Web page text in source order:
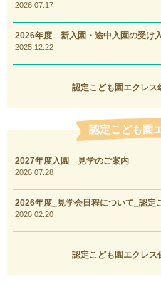
2026.07.17
2026年度 新入園・途中入園の受け
2025.12.22
認定こども園エクレス
認定こども園
2027年度入園 見学のご案内
2026.07.28
2026年度_見学会日程について_認
2026.02.20
認定こども園エクレス